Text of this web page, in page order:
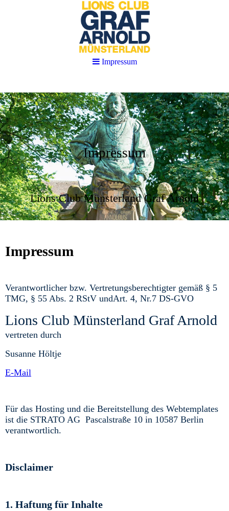
Impressum
Lions Club Münsterland Graf Arnold
Impressum
Verantwortlicher bzw. Vertretungsberechtigter gemäß § 5
TMG, § 55 Abs. 2 RStV undArt. 4, Nr.7 DS-GVO
Lions Club Münsterland Graf Arnold
vertreten durch
Susanne Höltje
E-Mail
Für das Hosting und die Bereitstellung des Webtemplates
ist die STRATO AG Pascalstraße 10 in 10587 Berlin
verantwortlich.
Disclaimer
1. Haftung für Inhalte
Impressum